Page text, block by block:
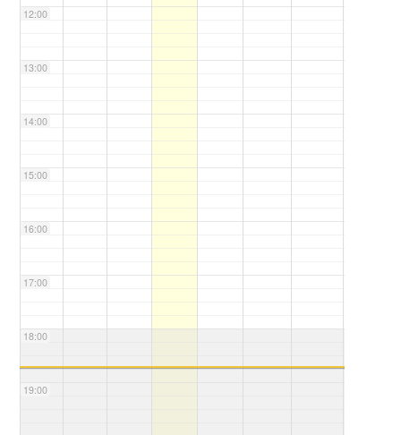
12:00
13:00
14:00
15:00
16:00
17:00
18:00
19:00